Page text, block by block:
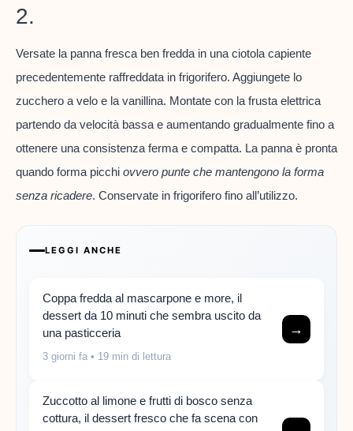
2.
Versate la panna fresca ben fredda in una ciotola capiente
precedentemente raffreddata in frigorifero. Aggiungete lo
zucchero a velo e la vanillina. Montate con la frusta elettrica
partendo da velocità bassa e aumentando gradualmente fino a
ottenere una consistenza ferma e compatta. La panna è pronta
quando forma picchi ovvero punte che mantengono la forma
senza ricadere. Conservate in frigorifero fino all’utilizzo.
LEGGI ANCHE
Coppa fredda al mascarpone e more, il
dessert da 10 minuti che sembra uscito da
una pasticceria
3 giorni fa • 19 min di lettura
→
Zuccotto al limone e frutti di bosco senza
cottura, il dessert fresco che fa scena con